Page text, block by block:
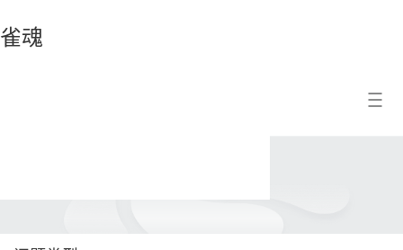
雀魂